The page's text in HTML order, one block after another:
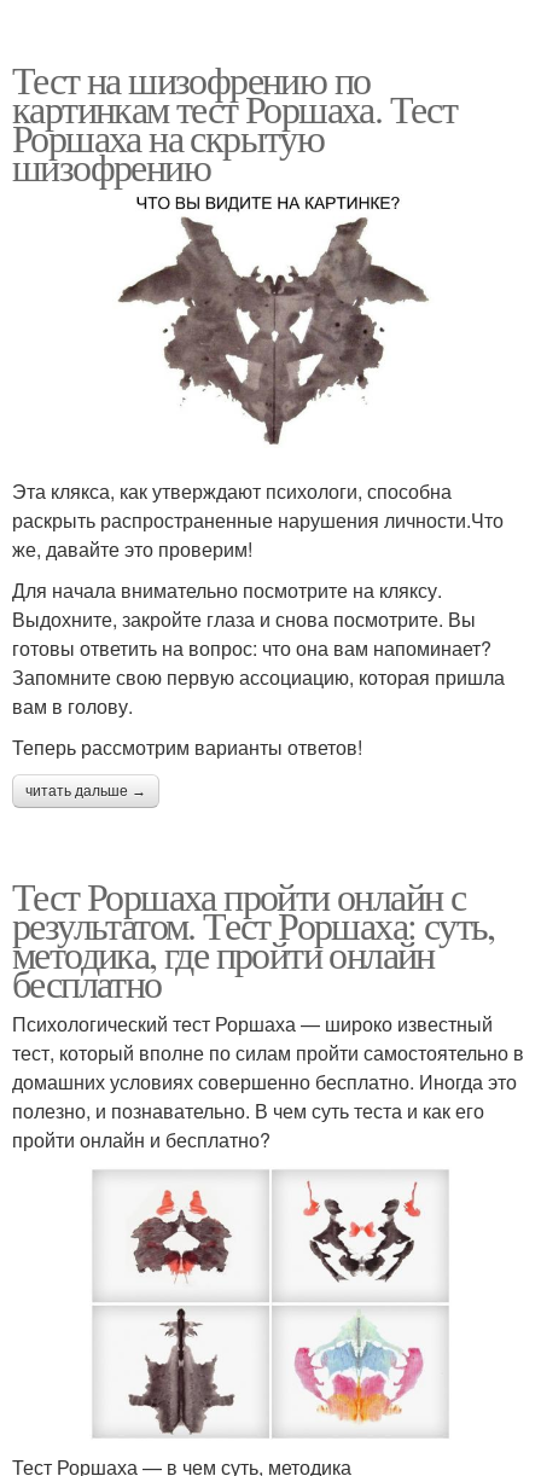
Тест на шизофрению по
картинкам тест Роршаха. Тест
Роршаха на скрытую
шизофрению
Эта клякса, как утверждают психологи, способна
раскрыть распространенные нарушения личности.Что
же, давайте это проверим!
Для начала внимательно посмотрите на кляксу.
Выдохните, закройте глаза и снова посмотрите. Вы
готовы ответить на вопрос: что она вам напоминает?
Запомните свою первую ассоциацию, которая пришла
вам в голову.
Теперь рассмотрим варианты ответов!
читать дальше →
Тест Роршаха пройти онлайн с
результатом. Тест Роршаха: суть,
методика, где пройти онлайн
бесплатно
Психологический тест Роршаха — широко известный
тест, который вполне по силам пройти самостоятельно в
домашних условиях совершенно бесплатно. Иногда это
полезно, и познавательно. В чем суть теста и как его
пройти онлайн и бесплатно?
Тест Роршаха — в чем суть, методика